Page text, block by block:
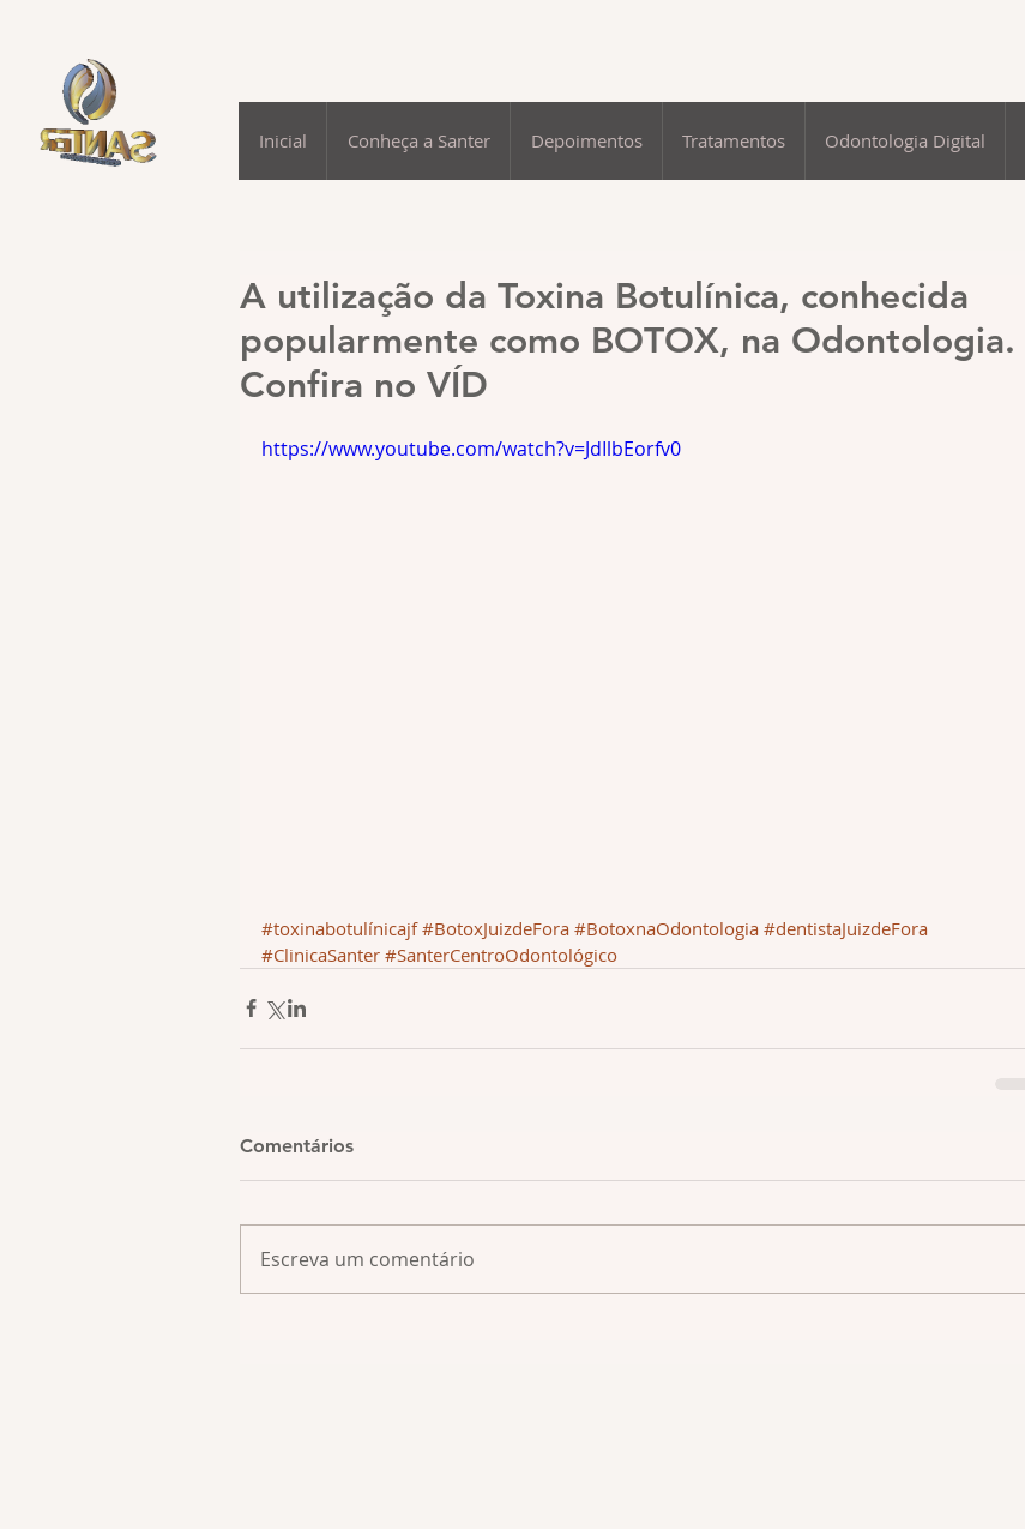
Inicial Conheça a Santer Depoimentos Tratamentos Odontologia Digital
A utilização da Toxina Botulínica, conhecida
popularmente como BOTOX, na Odontologia.
Confira no VÍD
https://www.youtube.com/watch?v=JdIlbEorfv0
#toxinabotulínicajf #BotoxJuizdeFora #BotoxnaOdontologia #dentistaJuizdeFora
#ClinicaSanter #SanterCentroOdontológico
Comentários
Escreva um comentário